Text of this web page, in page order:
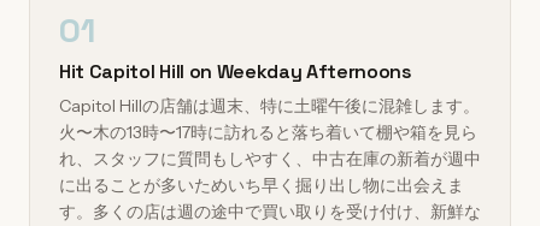
01
Hit Capitol Hill on Weekday Afternoons
Capitol Hillの店舗は週末、特に土曜午後に混雑します。
火〜木の13時〜17時に訪れると落ち着いて棚や箱を見ら
れ、スタッフに質問もしやすく、中古在庫の新着が週中
に出ることが多いためいち早く掘り出し物に出会えま
す。多くの店は週の途中で買い取りを受け付け、新鮮な